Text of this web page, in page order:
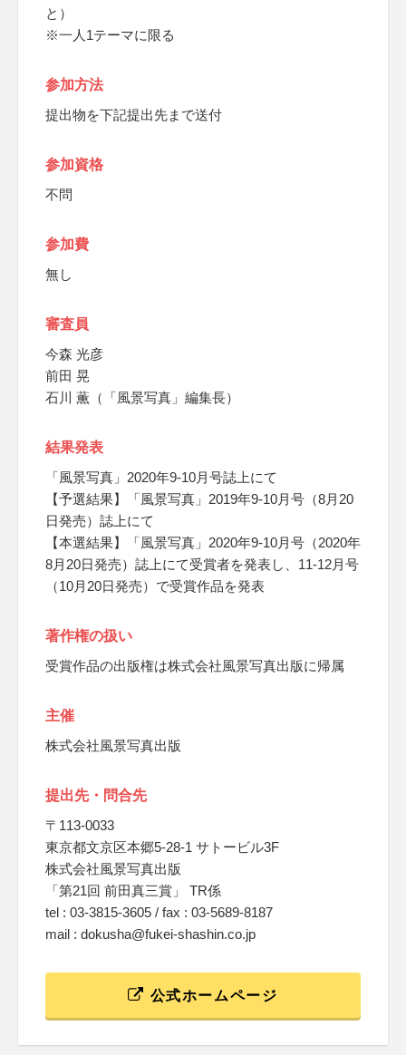
と）
※一人1テーマに限る
参加方法
提出物を下記提出先まで送付
参加資格
不問
参加費
無し
審査員
今森 光彦
前田 晃
石川 薫（「風景写真」編集長）
結果発表
「風景写真」2020年9-10月号誌上にて
【予選結果】「風景写真」2019年9-10月号（8月20
日発売）誌上にて
【本選結果】「風景写真」2020年9-10月号（2020年
8月20日発売）誌上にて受賞者を発表し、11-12月号
（10月20日発売）で受賞作品を発表
著作権の扱い
受賞作品の出版権は株式会社風景写真出版に帰属
主催
株式会社風景写真出版
提出先・問合先
〒113-0033
東京都文京区本郷5-28-1 サトービル3F
株式会社風景写真出版
「第21回 前田真三賞」 TR係
tel : 03-3815-3605 / fax : 03-5689-8187
mail : dokusha@fukei-shashin.co.jp
公式ホームページ